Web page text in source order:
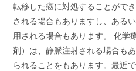
転移した癌に対処することがで
される場合もありますし、ある
用される場合もあります。 化学
剤）は、静脈注射される場合も
られることをもあります。最近